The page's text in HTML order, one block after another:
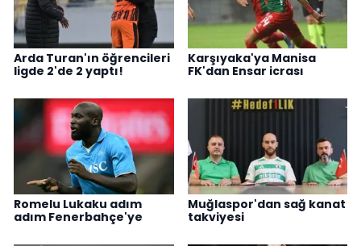
Arda Turan'ın öğrencileri
ligde 2'de 2 yaptı!
Karşıyaka'ya Manisa
FK'dan Ensar icrası
Romelu Lukaku adım
adım Fenerbahçe'ye
Muğlaspor'dan sağ kanat
takviyesi